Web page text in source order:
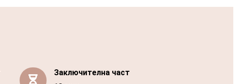

Заключителна част